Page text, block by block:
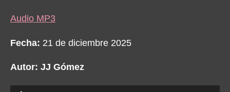
Audio MP3
Fecha: 21 de diciembre 2025
Autor: JJ Gómez